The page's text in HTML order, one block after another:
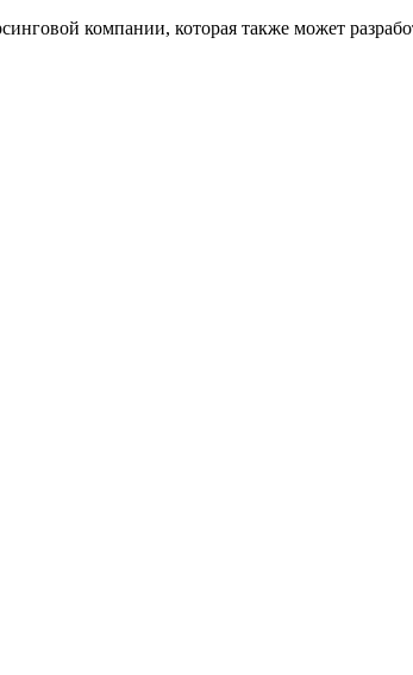
компании, которая также может